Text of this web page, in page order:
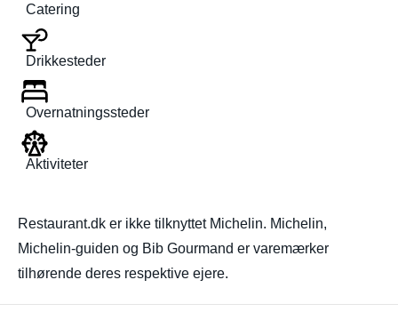
Catering
Drikkesteder
Overnatningssteder
Aktiviteter
Restaurant.dk er ikke tilknyttet Michelin. Michelin,
Michelin-guiden og Bib Gourmand er varemærker
tilhørende deres respektive ejere.